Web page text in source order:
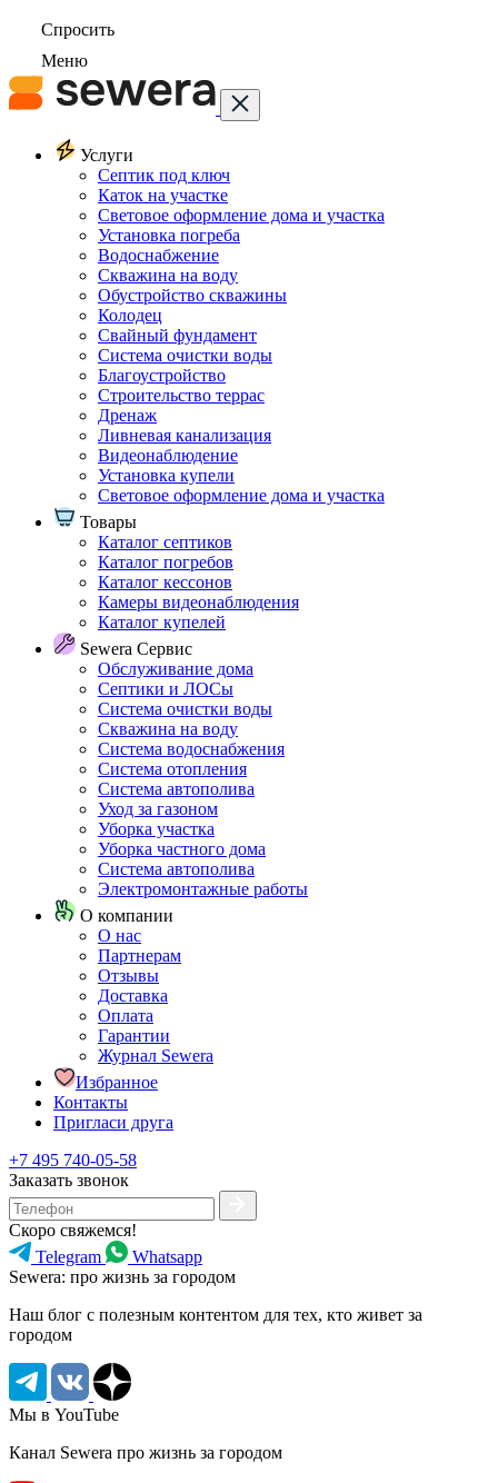
Спросить
Меню
Услуги
Септик под ключ
Каток на участке
Световое оформление дома и участка
Установка погреба
Водоснабжение
Скважина на воду
Обустройство скважины
Колодец
Свайный фундамент
Система очистки воды
Благоустройство
Строительство террас
Дренаж
Ливневая канализация
Видеонаблюдение
Установка купели
Световое оформление дома и участка
Товары
Каталог септиков
Каталог погребов
Каталог кессонов
Камеры видеонаблюдения
Каталог купелей
Sewera Сервис
Обслуживание дома
Септики и ЛОСы
Система очистки воды
Скважина на воду
Система водоснабжения
Система отопления
Система автополива
Уход за газоном
Уборка участка
Уборка частного дома
Система автополива
Электромонтажные работы
О компании
О нас
Партнерам
Отзывы
Доставка
Оплата
Гарантии
Журнал Sewera
Избранное
Контакты
Пригласи друга
+7 495 740-05-58
Заказать звонок
Скоро свяжемся!
Telegram
Whatsapp
Sewera: про жизнь за городом
Наш блог c полезным контентом для тех, кто живет за
городом
Мы в YouTube
Канал Sewera про жизнь за городом